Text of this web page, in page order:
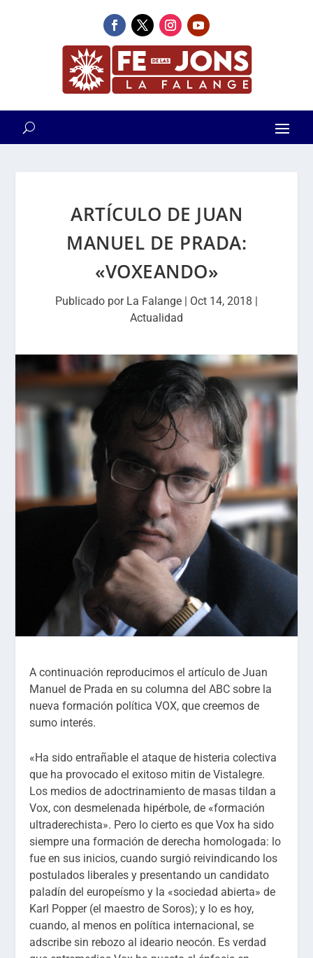
ARTÍCULO DE JUAN
MANUEL DE PRADA:
«VOXEANDO»
Publicado por La Falange | Oct 14, 2018 |
Actualidad
A continuación reproducimos el artículo de Juan
Manuel de Prada en su columna del ABC sobre la
nueva formación política VOX, que creemos de
sumo interés.
«Ha sido entrañable el ataque de histeria colectiva
que ha provocado el exitoso mitin de Vistalegre.
Los medios de adoctrinamiento de masas tildan a
Vox, con desmelenada hipérbole, de «formación
ultraderechista». Pero lo cierto es que Vox ha sido
siempre una formación de derecha homologada: lo
fue en sus inicios, cuando surgió reivindicando los
postulados liberales y presentando un candidato
paladín del europeísmo y la «sociedad abierta» de
Karl Popper (el maestro de Soros); y lo es hoy,
cuando, al menos en política internacional, se
adscribe sin rebozo al ideario neocón. Es verdad